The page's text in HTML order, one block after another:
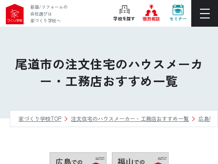
新築/リフォームの
会社選びは
家づくり学校へ
学校を探す 個別相談 セミナー
個別相談
後悔しない家づくりをレクチャー
ご利用は無料！全国20校
尾道市の注文住宅のハウスメーカ
ー・工務店おすすめ一覧
家づくり学校TOP 注文住宅のハウスメーカー・工務店おすすめ一覧 広島県